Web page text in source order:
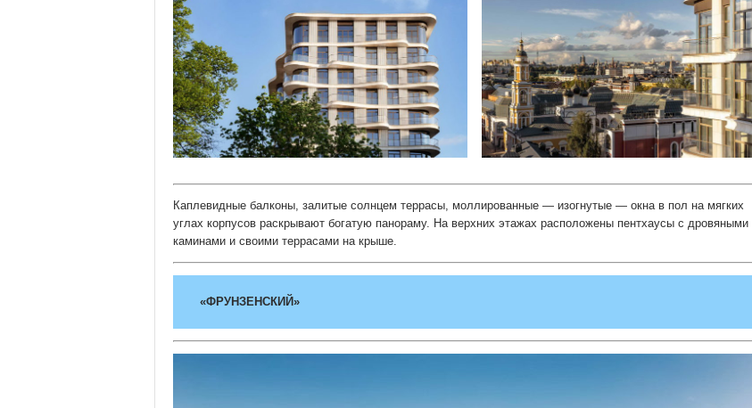
Каплевидные балконы, залитые солнцем террасы, моллированные — изогнутые — окна в пол на мягких
углах корпусов раскрывают богатую панораму. На верхних этажах расположены пентхаусы с дровяными
каминами и своими террасами на крыше.
«ФРУНЗЕНСКИЙ»